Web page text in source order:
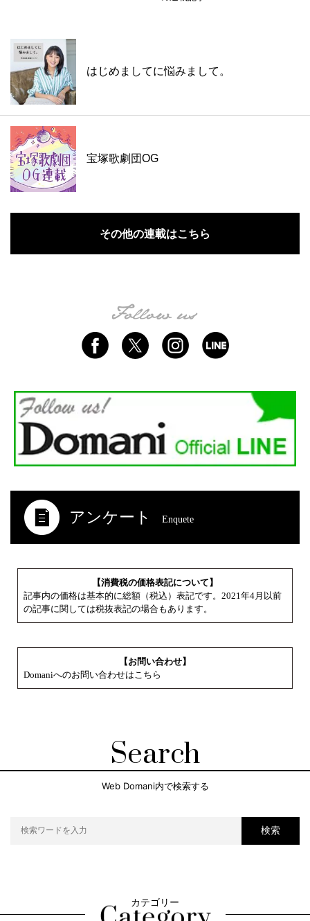
はじめましてに悩みまして。
宝塚歌劇団OG
その他の連載はこちら
アンケート Enquete
【消費税の価格表記について】
記事内の価格は基本的に総額（税込）表記です。2021年4月以前
の記事に関しては税抜表記の場合もあります。
【お問い合わせ】
Domaniへのお問い合わせはこちら
Search
Web Domani内で検索する
検索
カテゴリー